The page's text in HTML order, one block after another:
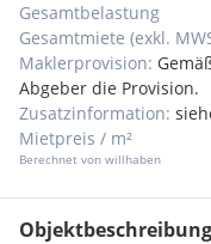
Gesamtbelastung
Gesamtmiete (exkl.
Maklerprovision:
Abgeber die Provision.
Zusatzinformation:
Mietpreis / m²
Berechnet von willhaben
Objektbeschreibung